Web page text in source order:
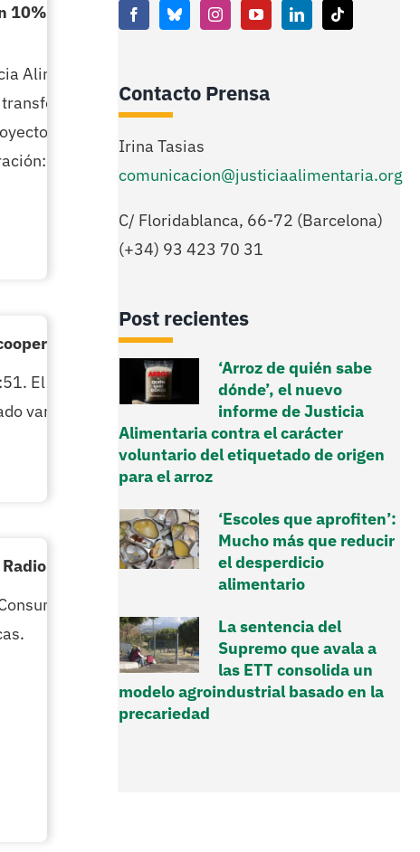
con el mayor presupuesto de la
Alimentaria, otra ONGD que trabaja en
social en varias
que ha presentado a la última
dos para República Democrática del
en Haití
El ingeniero agrónomo y técnico de
varias instalaciones en busca de ideas.
Vitoria.
sobre la actual situación de
Contacto Prensa
Irina Tasias
comunicacion@justiciaalimentaria.org
C/ Floridablanca, 66-72 (Barcelona)
(+34) 93 423 70 31
Post recientes
‘Arroz de quién sabe
dónde’, el nuevo
informe de Justicia
Alimentaria contra el carácter
voluntario del etiquetado de origen
para el arroz
‘Escoles que aprofiten’:
Mucho más que reducir
el desperdicio
alimentario
La sentencia del
Supremo que avala a
las ETT consolida un
modelo agroindustrial basado en la
precariedad